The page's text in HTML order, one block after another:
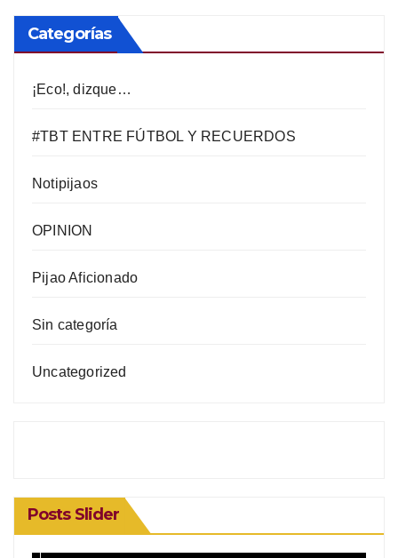
Categorías
¡Eco!, dizque…
#TBT ENTRE FÚTBOL Y RECUERDOS
Notipijaos
OPINION
Pijao Aficionado
Sin categoría
Uncategorized
Posts Slider